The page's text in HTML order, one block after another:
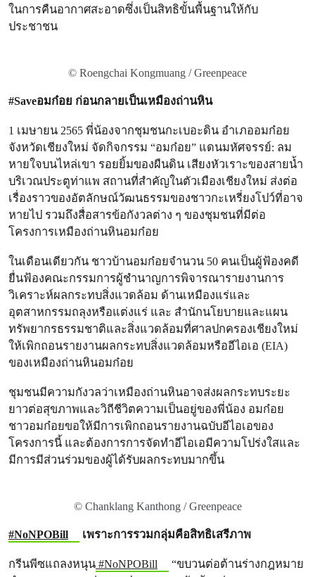
ในการคืนอากาศสะอาดซึ่งเป็นสิทธิขั้นพื้นฐานให้กับ
ประชาชน
© Roengchai Kongmuang / Greenpeace
#Saveอมก๋อย ก่อนกลายเป็นเหมืองถ่านหิน
1 เมษายน 2565 พี่น้องจากชุมชนกะเบอะดิน อำเภออมก๋อย
จังหวัดเชียงใหม่ จัดกิจกรรม “อมก๋อย” แดนมหัศจรรย์: ลม
หายใจบนไหล่เขา รอยยิ้มของผืนดิน เสียงหัวเราะของสายน้ำ
บริเวณประตูท่าแพ สถานที่สำคัญในตัวเมืองเชียงใหม่ ส่งต่อ
เรื่องราวของอัตลักษณ์วัฒนธรรมของชาวกะเหรี่ยงโปว์ที่อาจ
หายไป รวมถึงสื่อสารข้อกังวลต่าง ๆ ของชุมชนที่มีต่อ
โครงการเหมืองถ่านหินอมก๋อย
ในเดือนเดียวกัน ชาวบ้านอมก๋อยจำนวน 50 คนเป็นผู้ฟ้องคดี
ยื่นฟ้องคณะกรรมการผู้ชำนาญการพิจารณารายงานการ
วิเคราะห์ผลกระทบสิ่งแวดล้อม ด้านเหมืองแร่และ
อุตสาหกรรมถลุงหรือแต่งแร่ และ สำนักนโยบายและแผน
ทรัพยากรธรรมชาติและสิ่งแวดล้อมที่ศาลปกครองเชียงใหม่
ให้เพิกถอนรายงานผลกระทบสิ่งแวดล้อมหรืออีไอเอ (EIA)
ของเหมืองถ่านหินอมก๋อย
ชุมชนมีความกังวลว่าเหมืองถ่านหินอาจส่งผลกระทบระยะ
ยาวต่อสุขภาพและวิถีชีวิตความเป็นอยู่ของพี่น้อง อมก๋อย
ชาวอมก๋อยขอให้มีการเพิกถอนรายงานฉบับอีไอเอของ
โครงการนี้ และต้องการการจัดทำอีไอเอมีความโปร่งใสและ
มีการมีส่วนร่วมของผู้ได้รับผลกระทบมากขึ้น
© Chanklang Kanthong / Greenpeace
#NoNPOBill เพราะการรวมกลุ่มคือสิทธิเสรีภาพ
กรีนพีซแถลงหนุน #NoNPOBill
“ขบวนต่อต้านร่างกฎหมาย